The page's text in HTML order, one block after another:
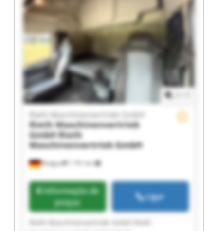
Rodgau 1 791 km
Rieth Maschinenvertrieb GmbH
Rieth Maschinenvertrieb
GmbHRieth
Maschinenvertrieb GmbH
Informação de
preços
Ligar